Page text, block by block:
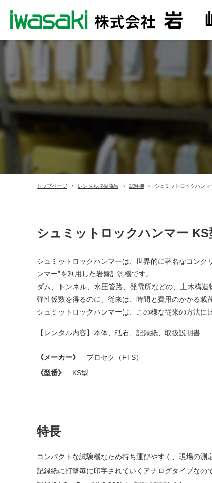
シュミットロックハンマー KS
シュミットロックハンマーは、世界的に著名なコン
ンマー”を利用した岩盤計測機です。
ダム、トンネル、水圧管路、発電所などの、土木構
弾性係数を得るのに、従来は、時間と費用のかかる載
シュミットロックハンマーは、この様な従来の方法に
【レンタル内容】本体、砥石、記録紙、取扱説明書
《メーカー》
プロセク（FTS）
《型番》
KS型
特長
コンパクトな試験機なため持ち運びやすく、現場の測
記録紙に打撃毎に印字されていくアナログタイプなの
トップページ レンタル取扱商品 試験機 シュミットロックハンマ